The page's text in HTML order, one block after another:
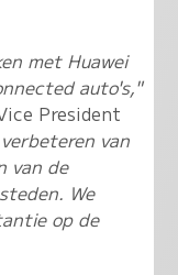
met Huawei
auto's,"
President
van
van de
We
op de